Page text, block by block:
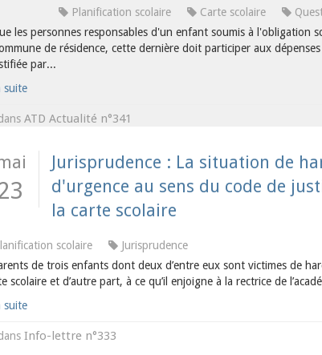
Planification scolaire Carte scolaire
les personnes responsables d'un enfant soumis à l'obligation
de résidence, cette dernière doit participer aux
par...
suite
ATD Actualité n°341
Jurisprudence : La situation de
d'urgence au sens du code de
la carte scolaire
scolaire
Jurisprudence
de trois enfants dont deux d’entre eux sont victimes de
scolaire et d’autre part, à ce qu’il enjoigne à la rectrice de
suite
Info-lettre n°333